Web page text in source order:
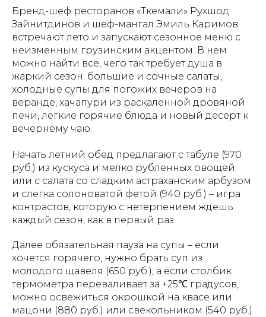
Бренд-шеф ресторанов «Ткемали» Рухшод
Зайнитдинов и шеф-мангал Эмиль Каримов
встречают лето и запускают сезонное меню с
неизменным грузинским акцентом. В нем
можно найти все, чего так требует душа в
жаркий сезон: большие и сочные салаты,
холодные супы для погожих вечеров на
веранде, хачапури из раскаленной дровяной
печи, легкие горячие блюда и новый десерт к
вечернему чаю.
Начать летний обед предлагают с табуле (970
руб.) из кускуса и мелко рубленных овощей
или с салата со сладким астраханским арбузом
и слегка солоноватой фетой (940 руб.) – игра
контрастов, которую с нетерпением ждешь
каждый сезон, как в первый раз.
Далее обязательная пауза на супы – если
хочется горячего, нужно брать суп из
молодого щавеля (650 руб.), а если столбик
термометра переваливает за +25℃ градусов,
можно освежиться окрошкой на квасе или
мацони (880 руб.) или свекольником (540 руб.)